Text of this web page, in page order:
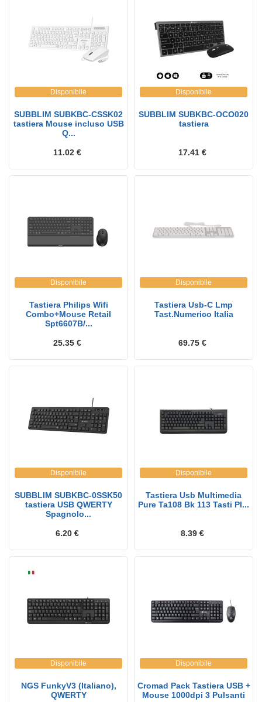
Disponibile
SUBBLIM SUBKBC-CSSK02
tastiera Mouse incluso USB
Q...
11.02 €
Disponibile
SUBBLIM SUBKBC-OCO020
tastiera
17.41 €
Disponibile
Tastiera Philips Wifi
Combo+Mouse Retail
Spt6607B/...
25.35 €
Disponibile
Tastiera Usb-C Lmp
Tast.Numerico Italia
69.75 €
Disponibile
SUBBLIM SUBKBC-0SSK50
tastiera USB QWERTY
Spagnolo...
6.20 €
Disponibile
Tastiera Usb Multimedia
Pure Ta108 Bk 113 Tasti Pl...
8.39 €
Disponibile
NGS FunkyV3 (Italiano),
QWERTY
Disponibile
Cromad Pack Tastiera USB +
Mouse 1000dpi 3 Pulsanti